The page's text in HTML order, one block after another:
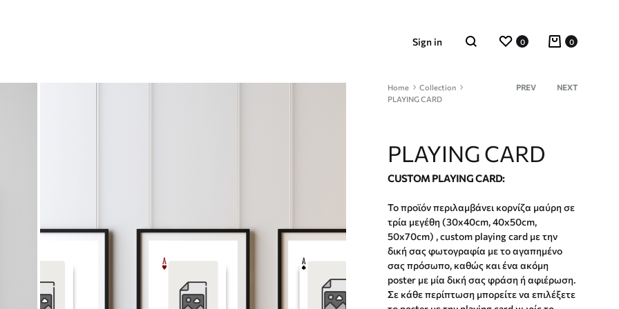
Sign in
Search
Wishlist
0 Cart
0
Home
Collection
PLAYING CARD
Product
PREV NEXT
PLAYING CARD
CUSTOM PLAYING CARD:
Το προϊόν περιλαμβάνει κορνίζα μαύρη σε
τρία μεγέθη (30x40cm, 40x50cm,
50x70cm) , custom playing card με την
δική σας φωτογραφία με το αγαπημένο
σας πρόσωπο, καθώς και ένα ακόμη
poster με μία δική σας φράση ή αφιέρωση.
Σε κάθε περίπτωση μπορείτε να επιλέξετε